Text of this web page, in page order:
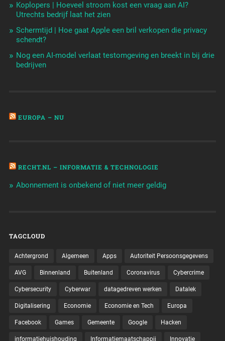
Koplopers | Hoeveel stroom kost een vraag aan AI?
Utrechts bedrijf laat het zien
Schermtijd | Hoe gaat Apple een bril verkopen die privacy
schendt?
Nog een AI-model verlaat testomgeving en breekt in bij drie
bedrijven
EUROPA – NU
RECHT.NL – INFORMATIE & TECHNOLOGIE
Abonnement is onbekend of niet meer geldig
TAGCLOUD
Achtergrond Algemeen Apps Autoriteit Persoonsgegevens
AVG Binnenland Buitenland Coronavirus Cybercrime
Cybersecurity Cyberwar datagedreven werken Datalek
Digitalisering Economie Economie en Tech Europa
Facebook Games Gemeente Google Hacken
informatiehuishouding Informatiemaatschappij Innovatie